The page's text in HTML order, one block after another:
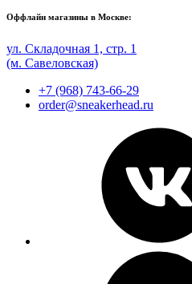
Оффлайн магазины в Москве:
ул. Складочная 1, стр. 1
(м. Савеловская)
+7 (968) 743-66-29
order@sneakerhead.ru